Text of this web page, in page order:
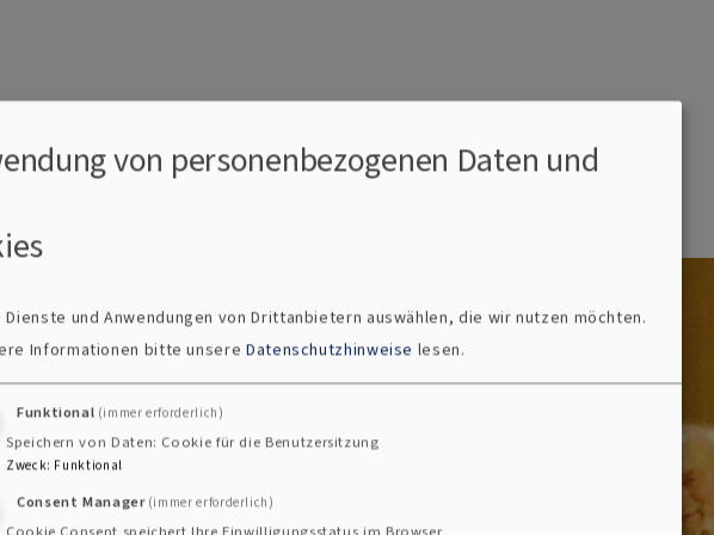
von personenbezogenen Daten und
und Anwendungen von Drittanbietern auswählen, die wir nutzen möchten.
Informationen bitte unsere Datenschutzhinweise lesen.
Funktional (immer erforderlich)
Speichern von Daten: Cookie für die Benutzersitzung
Zweck: Funktional
Consent Manager (immer erforderlich)